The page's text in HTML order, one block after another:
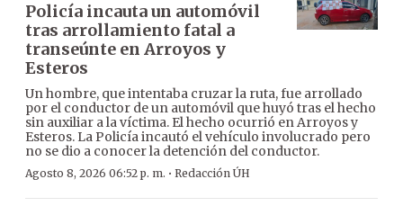
Policía incauta un automóvil
tras arrollamiento fatal a
transeúnte en Arroyos y
Esteros
Un hombre, que intentaba cruzar la ruta, fue arrollado
por el conductor de un automóvil que huyó tras el hecho
sin auxiliar a la víctima. El hecho ocurrió en Arroyos y
Esteros. La Policía incautó el vehículo involucrado pero
no se dio a conocer la detención del conductor.
Agosto 8, 2026 06:52 p. m. · Redacción ÚH